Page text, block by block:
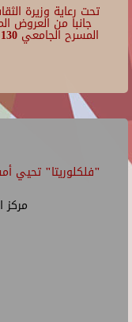
تحت رعاية وزيرة
جانبا من العروض
"فلكلوريتا" تحيي
مركز